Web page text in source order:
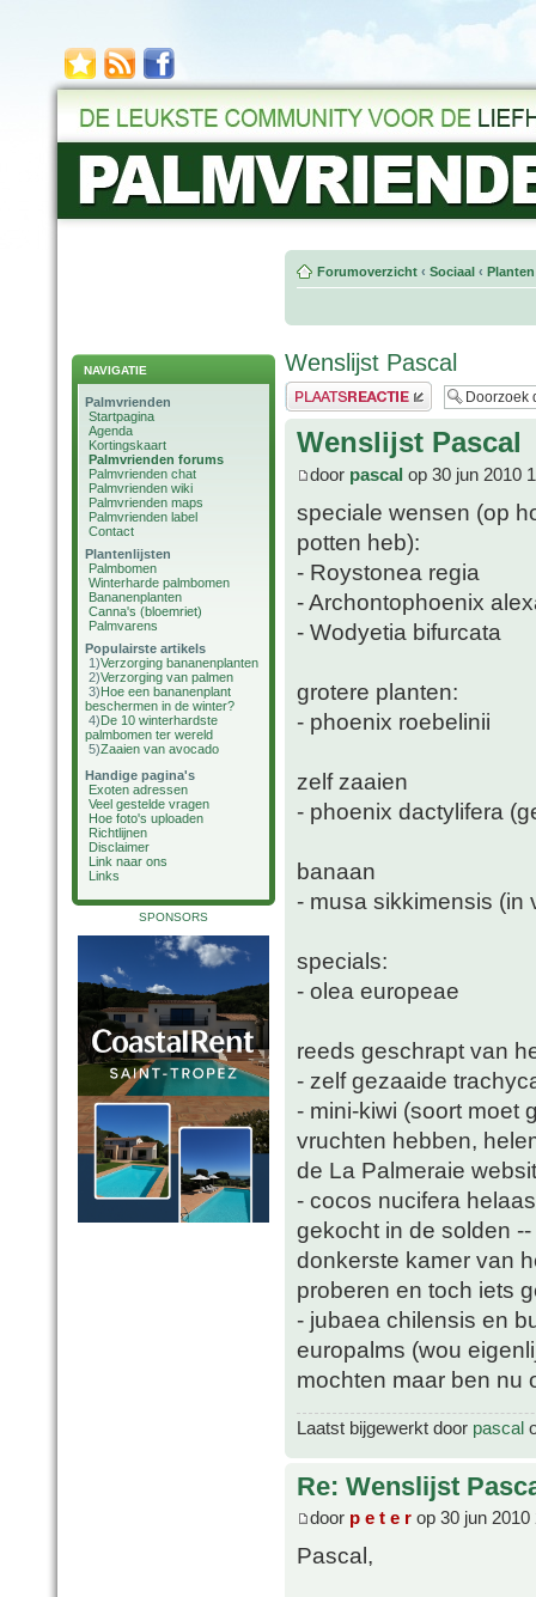
NAVIGATIE
Palmvrienden
Startpagina
Agenda
Kortingskaart
Palmvrienden forums
Palmvrienden chat
Palmvrienden wiki
Palmvrienden maps
Palmvrienden label
Contact
Plantenlijsten
Palmbomen
Winterharde palmbomen
Bananenplanten
Canna's (bloemriet)
Palmvarens
Populairste artikels
1)Verzorging bananenplanten
2)Verzorging van palmen
3)Hoe een bananenplant
beschermen in de winter?
4)De 10 winterhardste
palmbomen ter wereld
5)Zaaien van avocado
Handige pagina's
Exoten adressen
Veel gestelde vragen
Hoe foto's uploaden
Richtlijnen
Disclaimer
Link naar ons
Links
SPONSORS
Forumoverzicht ‹ Sociaal ‹
Wenslijst Pascal
Plaats een reactie
Wenslijst Pascal
door pascal op 30 jun 2010
speciale wensen (op
potten heb):
- Roystonea regia
- Archontophoenix
- Wodyetia bifurcata
grotere planten:
- phoenix roebelinii
zelf zaaien
- phoenix dactylifera
banaan
- musa sikkimensis (in
specials:
- olea europeae
reeds geschrapt van
- zelf gezaaide
- mini-kiwi (soort moet
vruchten hebben,
de La Palmeraie
- cocos nucifera
gekocht in de solden
donkerste kamer van
proberen en toch iets
- jubaea chilensis en
europalms (wou
mochten maar ben nu
Laatst bijgewerkt door pascal
Re: Wenslijst
door p e t e r op 30 jun 2010
Pascal,